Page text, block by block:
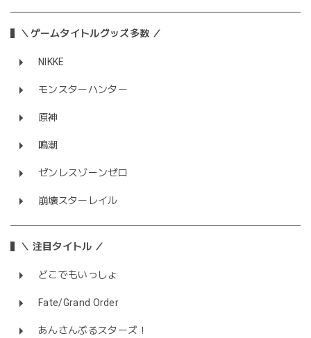
＼ゲームタイトルグッズ多数 ／
NIKKE
モンスターハンター
原神
鳴潮
ゼンレスゾーンゼロ
崩壊スターレイル
＼ 注目タイトル ／
どこでもいっしょ
Fate/Grand Order
あんさんぶるスターズ！